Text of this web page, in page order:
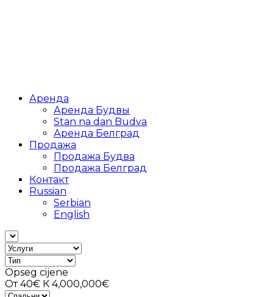
Аренда
Аренда Будвы
Stan na dan Budva
Аренда Белград
Продажа
Продажа Будва
Продажа Белград
Контакт
Russian
Serbian
English
Opseg cijene
От40€ К 4,000,000€